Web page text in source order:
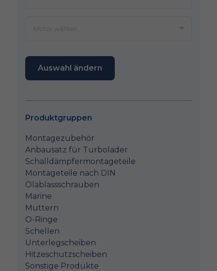
Auswahl ändern
Produktgruppen
Montagezubehör
Anbausatz für Turbolader
Schalldämpfermontageteile
Montageteile nach DIN
Ölablassschrauben
Marine
Muttern
O-Ringe
Schellen
Unterlegscheiben
Hitzeschutzscheiben
Sonstige Produkte